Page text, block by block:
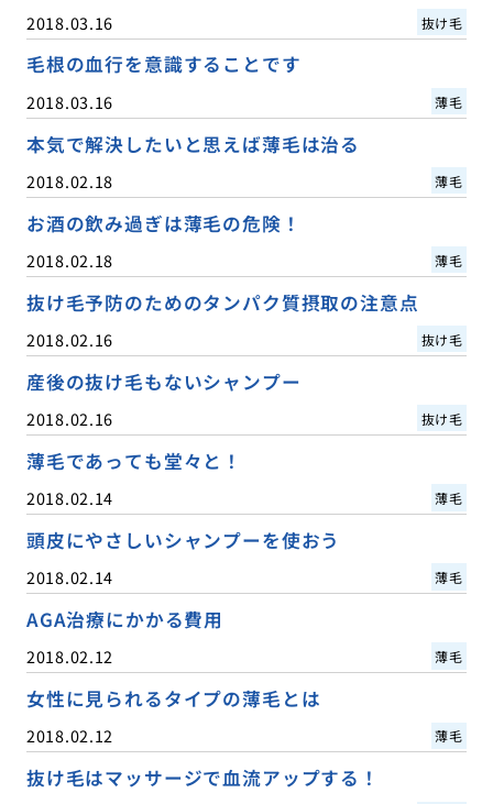
2018.03.16 抜け毛
毛根の血行を意識することです
2018.03.16 薄毛
本気で解決したいと思えば薄毛は治る
2018.02.18 薄毛
お酒の飲み過ぎは薄毛の危険！
2018.02.18 薄毛
抜け毛予防のためのタンパク質摂取の注意点
2018.02.16 抜け毛
産後の抜け毛もないシャンプー
2018.02.16 抜け毛
薄毛であっても堂々と！
2018.02.14 薄毛
頭皮にやさしいシャンプーを使おう
2018.02.14 薄毛
AGA治療にかかる費用
2018.02.12 薄毛
女性に見られるタイプの薄毛とは
2018.02.12 薄毛
抜け毛はマッサージで血流アップする！